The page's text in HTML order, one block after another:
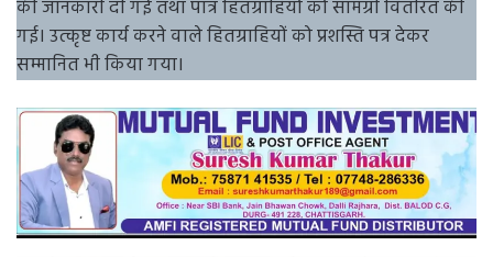
की जानकारी दी गई तथा पात्र हितग्राहियों को सामग्री वितरित की
गई। उत्कृष्ट कार्य करने वाले हितग्राहियों को प्रशस्ति पत्र देकर
सम्मानित भी किया गया।